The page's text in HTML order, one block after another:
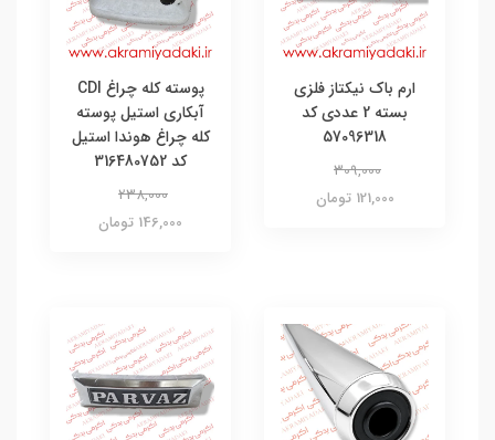
ارم باک نیکتاز فلزی
بسته 2 عددی کد
57096318
309,000
121,000 تومان
پوسته کله چراغ CDI
آبکاری استیل پوسته
کله چراغ هوندا استیل
کد 316480752
238,000
146,000 تومان